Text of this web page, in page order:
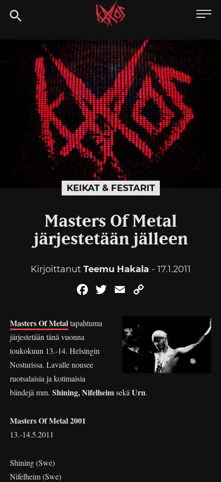
Siirry
suoraan
Kaaoszine
KEIKAT & FESTARIT
Masters Of Metal
järjestetään jälleen
Kirjoittanut Teemu Hakala - 17.1.2011
FacebookTwitterEmail
Masters Of Metaltapahtuma
järjestetään tänä vuonna
toukokuun 13.-14. Helsingin
Nosturissa. Lavalle nousee
ruotsalaisia ja kotimaisia
bändejä mm. Shining, Nifelheimsekä Urn.
Masters Of Metal 2001
13.-14.5.2011
Shining (Swe)
Nifelheim (Swe)